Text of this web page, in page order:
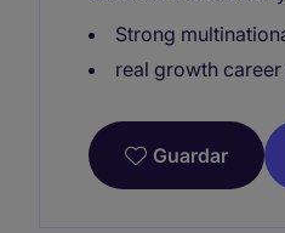
Strong
real growth
Guardar